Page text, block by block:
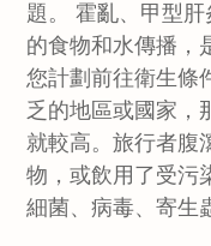
題。 霍亂、甲型
的食物和水傳播，
您計劃前往衛生條
乏的地區或國家，
就較高。旅行者腹
物，或飲用了受污
細菌、病毒、寄生